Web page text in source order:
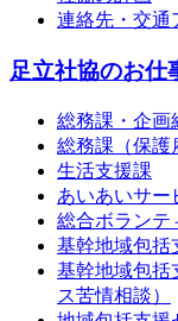
連絡先・交通
足立社協のお仕
総務課・企画
総務課（保護
生活支援課
あいあいサー
総合ボランテ
基幹地域包括
基幹地域包括
ス苦情相談）